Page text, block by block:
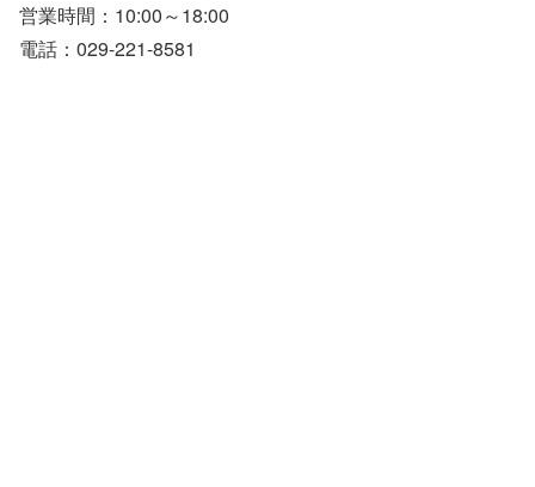
営業時間：10:00～18:00
電話：029-221-8581